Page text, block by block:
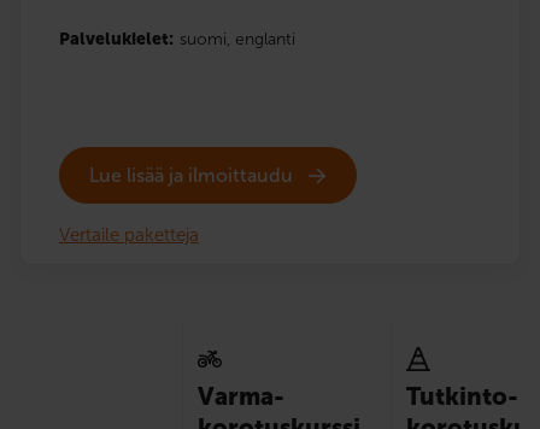
Palvelukielet: suomi, englanti
Lue lisää ja ilmoittaudu
Vertaile paketteja
Varma-
Tutkinto-